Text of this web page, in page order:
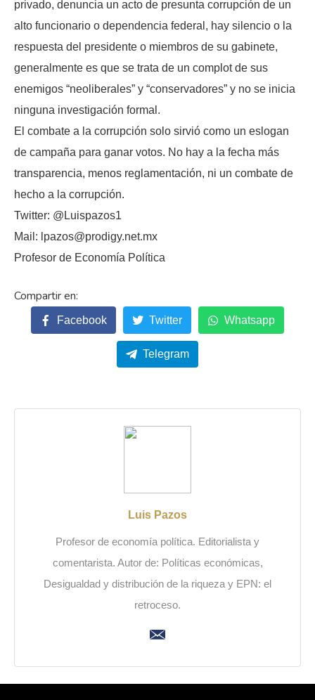
privado, denuncia un acto de presunta corrupción de un
alto funcionario o dependencia federal, hay silencio o la
respuesta del presidente o miembros de su gabinete,
generalmente es que se trata de un complot de sus
enemigos “neoliberales” y “conservadores” y no se inicia
ninguna investigación formal.
El combate a la corrupción solo sirvió como un eslogan
de campaña para ganar votos. No hay a la fecha más
transparencia, menos reglamentación, ni un combate de
hecho a la corrupción.
Twitter: @Luispazos1
Mail: lpazos@prodigy.net.mx
Profesor de Economía Política
Facebook Twitter Whatsapp
Telegram
Luis Pazos
Profesor de economía política. Editorialista y
comentarista. Autor de: Políticas económicas,
Desigualdad y distribución de la riqueza y EPN: el
retroceso.